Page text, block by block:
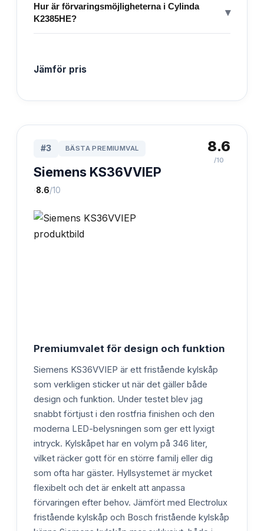
Hur är förvaringsmöjligheterna i Cylinda
K2385HE?
▾
Jämför pris
#3 BÄSTA PREMIUMVAL
Siemens KS36VVIEP
·8.6/10
8.6
/10
Premiumvalet för design och funktion
Siemens KS36VVIEP är ett fristående kylskåp
som verkligen sticker ut när det gäller både
design och funktion. Under testet blev jag
snabbt förtjust i den rostfria finishen och den
moderna LED-belysningen som ger ett lyxigt
intryck. Kylskåpet har en volym på 346 liter,
vilket räcker gott för en större familj eller dig
som ofta har gäster. Hyllsystemet är mycket
flexibelt och det är enkelt att anpassa
förvaringen efter behov. Jämfört med Electrolux
fristående kylskåp och Bosch fristående kylskåp